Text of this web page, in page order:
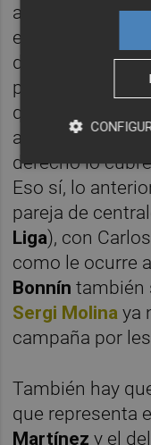
acompañar a
echar mano de
desenvuelto en
pivote,
que regresa
a
Chuli) un
derecho lo
Eso sí, lo
pareja de
Liga), con
como le ocurre
Bonníntambién
Sergi Molina ya
campaña por
También hay
que representa el
Martínezy el